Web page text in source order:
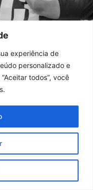
experiência de
personalizado e
todos”, você